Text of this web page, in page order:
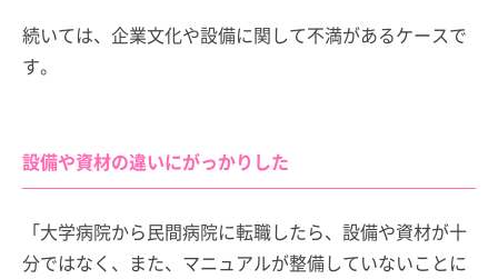
続いては、企業文化や設備に関して不満があるケースで
す。
設備や資材の違いにがっかりした
「大学病院から民間病院に転職したら、設備や資材が十
分ではなく、また、マニュアルが整備していないことに